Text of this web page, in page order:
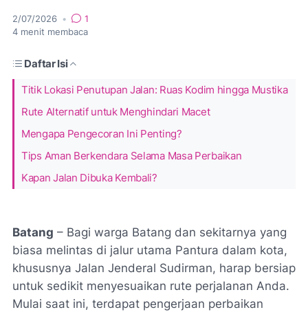
2/07/2026 •
1
4 menit membaca
Daftar Isi
Titik Lokasi Penutupan Jalan: Ruas Kodim hingga Mustika
Rute Alternatif untuk Menghindari Macet
Mengapa Pengecoran Ini Penting?
Tips Aman Berkendara Selama Masa Perbaikan
Kapan Jalan Dibuka Kembali?
Batang – Bagi warga Batang dan sekitarnya yang
biasa melintas di jalur utama Pantura dalam kota,
khususnya Jalan Jenderal Sudirman, harap bersiap
untuk sedikit menyesuaikan rute perjalanan Anda.
Mulai saat ini, terdapat pengerjaan perbaikan